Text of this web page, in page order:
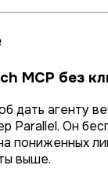
MCP без
дать агенту
Parallel. Он
пониженных
выше.